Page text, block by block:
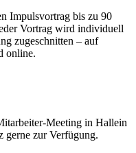
Impulsvortrag bis zu 90
Vortrag wird individuell
zugeschnitten – auf
online.
Meeting in Hallein
gerne zur Verfügung.